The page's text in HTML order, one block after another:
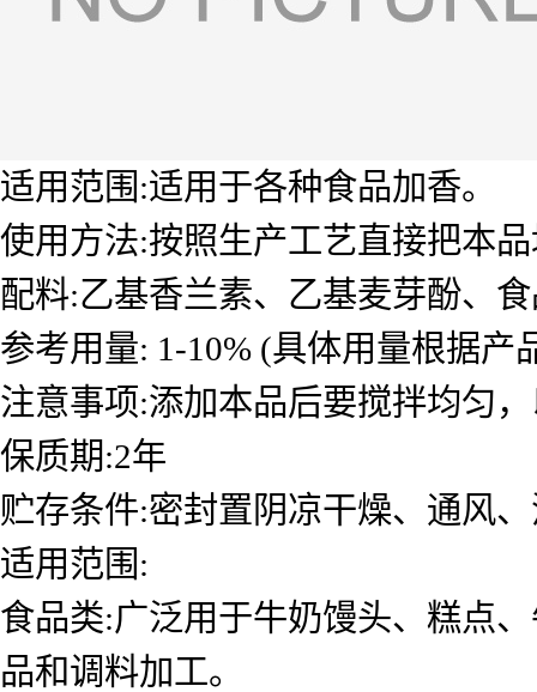
适用范围:适用于各种食品加香。
使用方法:按照生产工艺直接把本
配料:乙基香兰素、乙基麦芽酚、
参考用量: 1-10% (具体用量根据产
注意事项:添加本品后要搅拌均匀
保质期:2年
贮存条件:密封置阴凉干燥、通风
适用范围:
食品类:广泛用于牛奶馒头、糕点
品和调料加工。